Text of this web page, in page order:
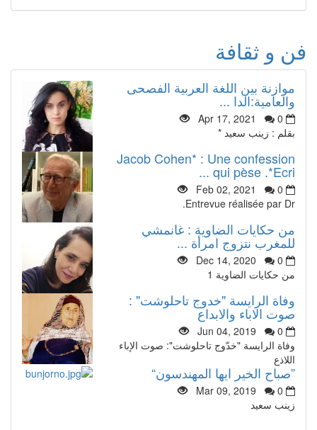
فن و ثقافة
موازنة بين اللغة العربية الفصحى
والعامية:الدا ...
Apr 17, 2021
0
بقلم : زينب سعيد *
Jacob Cohen* : Une confession
qui pèse .*Ecri ...
Feb 02, 2021
0
Entrevue réalisée par Dr.
من حكايات الضاوية : غانمشي
للمغرب نتزوج امرأة ...
Dec 14, 2020
0
من حكايات الضاوية 1
وفاة الرايسة "خدوج تاحلوشت" :
صوت الاباء والابداع
Jun 04, 2019
0
وفاة الرايسة "خدّوج تاحلوشت": صوت الإباء
اللاذع
”صباح الخير ايها المهندسون“
Mar 09, 2019
0
زينب سعيد